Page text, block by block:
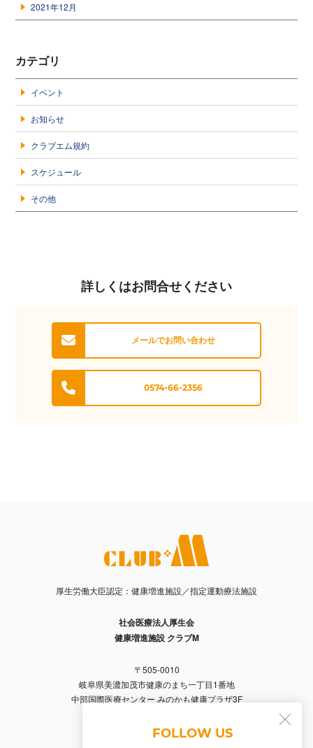
2021年12月
カテゴリ
イベント
お知らせ
クラブエム規約
スケジュール
その他
詳しくはお問合せください
メールでお問い合わせ
0574-66-2356
厚生労働大臣認定：健康増進施設／指定運動療法施設
社会医療法人厚生会
健康増進施設 クラブM
〒505-0010
岐阜県美濃加茂市健康のまち一丁目1番地
中部国際医療センター みのかも健康プラザ3F
FOLLOW US